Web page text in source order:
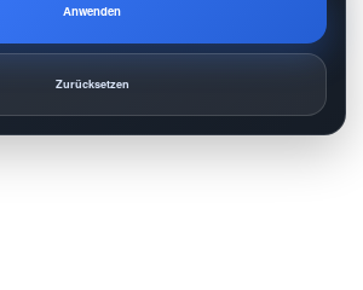
Anwenden
Zurücksetzen